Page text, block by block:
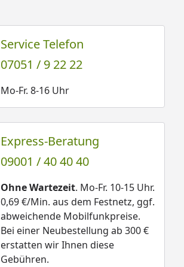
Service Telefon
07051 / 9 22 22
Mo-Fr. 8-16 Uhr
Express-Beratung
09001 / 40 40 40
Ohne Wartezeit. Mo-Fr. 10-15 Uhr.
0,69 €/Min. aus dem Festnetz, ggf.
abweichende Mobilfunkpreise.
Bei einer Neubestellung ab 300 €
erstatten wir Ihnen diese
Gebühren.